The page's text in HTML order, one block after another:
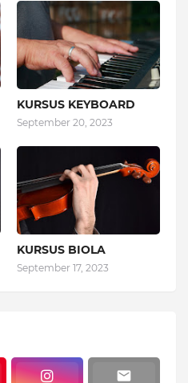
KURSUS KEYBOARD
September 20, 2023
KURSUS BIOLA
September 17, 2023